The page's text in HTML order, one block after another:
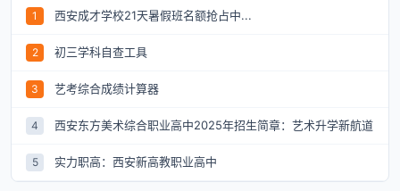
1 西安成才学校21天暑假班名额抢占中...
2 初三学科自查工具
3 艺考综合成绩计算器
4 西安东方美术综合职业高中2025年招生简章：艺术升学新航道
5 实力职高：西安新高教职业高中